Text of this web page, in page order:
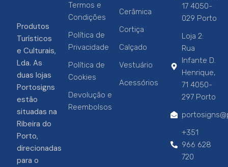
Produtos
Turísticos
e Culturais,
Lda. As
duas lojas
Portosigns
estão
situadas na
Ribeira do
Porto,
direcionadas
para o
Termos e
Condições
Política de
Privacidade
Política de
Cookies
Devolução e
Reembolsos
Cerâmica
Cortiça
Calçado
Vestuário
Acessórios
17 4050-
029 Porto
Loja 2:
Rua
Infante D.
Henrique,
71 4050-
297 Porto
+351
966 628
720